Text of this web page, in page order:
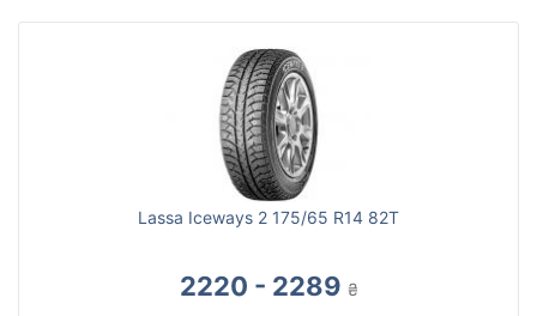
Lassa Iceways 2 175/65 R14 82T
2220 - 2289 ₴